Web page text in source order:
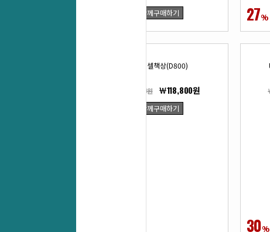
함께구매하기 27%
FA-디셀책상(D800)
￦162,800원 ￦118,800원
함께구매하기
30%